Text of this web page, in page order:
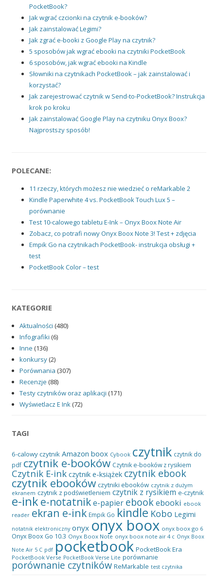
PocketBook?
Jak wgrać czcionki na czytnik e-booków?
Jak zainstalować Legimi?
Jak zgrać e-booki z Google Play na czytnik?
5 sposobów jak wgrać ebooki na czytniki PocketBook
6 sposobów, jak wgrać ebooki na Kindle
Słowniki na czytnikach PocketBook – jak zainstalować i
korzystać?
Jak zarejestrować czytnik w Send-to-PocketBook? Instrukcja
krok po kroku
Jak zainstalować Google Play na czytniku Onyx Boox?
Najprostszy sposób!
POLECANE:
11 rzeczy, których możesz nie wiedzieć o reMarkable 2
Kindle Paperwhite 4 vs. PocketBook Touch Lux 5 –
porównanie
Test 10-calowego tabletu E-Ink – Onyx Boox Note Air
Zobacz, co potrafi nowy Onyx Boox Note 3! Test + zdjęcia
Empik Go na czytnikach PocketBook- instrukcja obsługi +
test
PocketBook Color – test
KATEGORIE
Aktualności (480)
Infografiki (6)
Inne (136)
konkursy(2)
Porównania (307)
Recenzje (88)
Testy czytników oraz aplikacji (171)
Wyświetlacz E Ink (72)
TAGI
6-calowy czytnik Amazon boox Cybook czytnik czytnik do
pdf czytnik e-booków Czytnik e-booków z rysikiem
Czytnik E-ink czytnik e-książek czytnik ebook
czytnik ebooków czytniki ebooków czytnik z dużym
ekranem czytnik z podświetleniem czytnik z rysikiem e-czytnik
e-ink e-notatnike-papier ebookebooki ebook
reader ekran e-ink Empik Go kindle Kobo Legimi
notatnik elektroniczny onyx onyx boox onyx boox go 6
Onyx Boox Go 10.3 Onyx Boox Note onyx boox note air 4 c Onyx Boox
Note Air 5 C pdf pocketbook PocketBook Era
PocketBook Verse PocketBook Verse Lite porównanie
porównanie czytników ReMarkable test czytnika